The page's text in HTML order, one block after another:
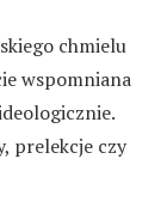
chmielu
wspomniana
prelekcje czy